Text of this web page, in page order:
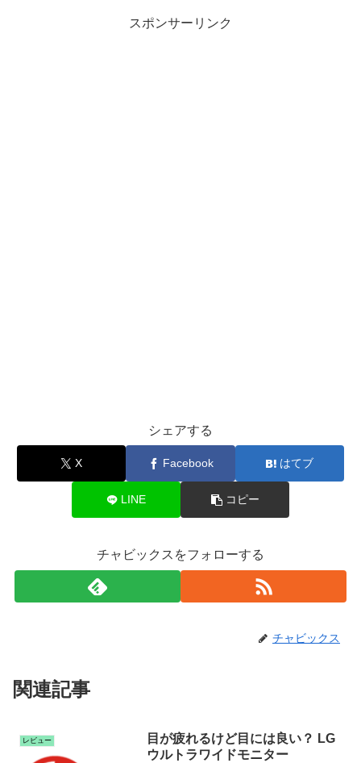
スポンサーリンク
シェアする
X Facebook はてブ
LINE コピー
チャビックスをフォローする
チャビックス
関連記事
レビュー
目が疲れるけど目には良い？ LG
ウルトラワイドモニター